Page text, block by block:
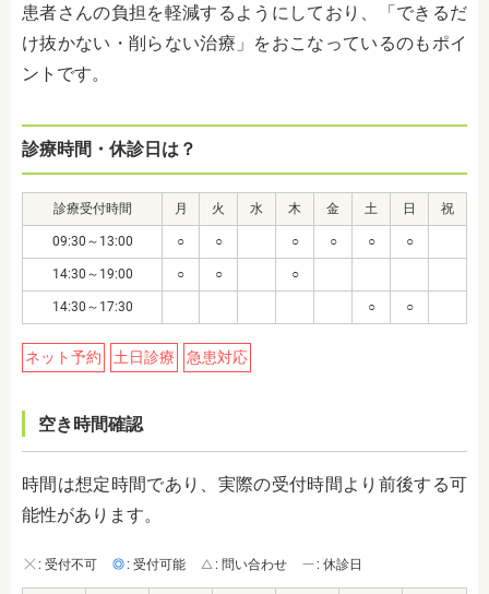
患者さんの負担を軽減するようにしており、「できるだ
け抜かない・削らない治療」をおこなっているのもポイ
ントです。
診療時間・休診日は？
診療受付時間 月 火 水 木 金 土 日 祝
09:30～13:00 ○ ○ ○ ○ ○ ○
14:30～19:00 ○ ○ ○
14:30～17:30 ○ ○
ネット予約 土日診療 急患対応
空き時間確認
時間は想定時間であり、実際の受付時間より前後する可
能性があります。
: 受付不可 : 受付可能 : 問い合わせ : 休診日